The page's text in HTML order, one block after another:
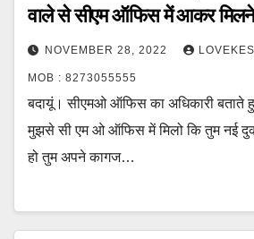
वाले से सीएम ऑफिस में आकर
NOVEMBER 28, 2022
MOB : 8273055555
बदायूं। सीएमओ ऑफिस का अधिकारी बताते
मुझसे सी एम ओ ऑफिस में मिलो कि तुम नई
हो तुम अपने कागज…